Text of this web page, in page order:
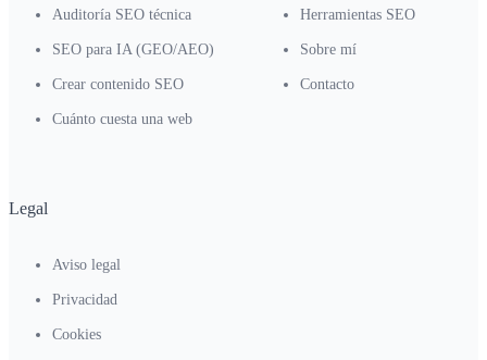
Auditoría SEO técnica
SEO para IA (GEO/AEO)
Crear contenido SEO
Cuánto cuesta una web
Herramientas SEO
Sobre mí
Contacto
Legal
Aviso legal
Privacidad
Cookies